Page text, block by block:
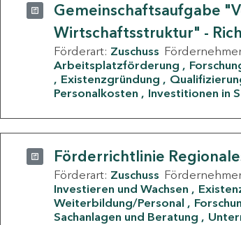
Gemeinschaftsaufgabe
Wirtschaftsstruktur" -
Förderart: Zuschuss
Arbeitsplatzförderung
Existenzgründung
Personalkosten
Investitionen in
Förderrichtlinie
Förderart: Zuschuss
Investieren und Wachsen
Weiterbildung/Personal
Sachanlagen und Beratung